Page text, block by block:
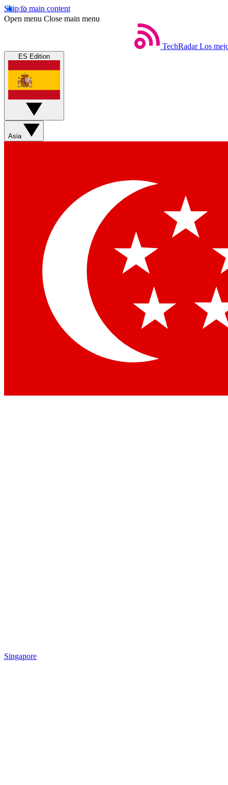
Skip to main content
Open menu Close main menu
TechRadar Los
ES Edition
Asia
Singapore